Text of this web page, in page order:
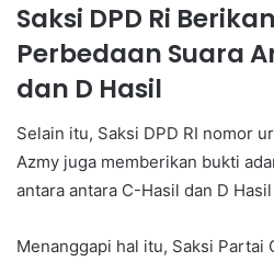
Saksi DPD Ri
Perbedaan Suara
dan D Hasil
Selain itu, Saksi DPD RI nomor
Azmy juga memberikan bukti
antara antara C-Hasil dan D
Menanggapi hal itu, Saksi Partai